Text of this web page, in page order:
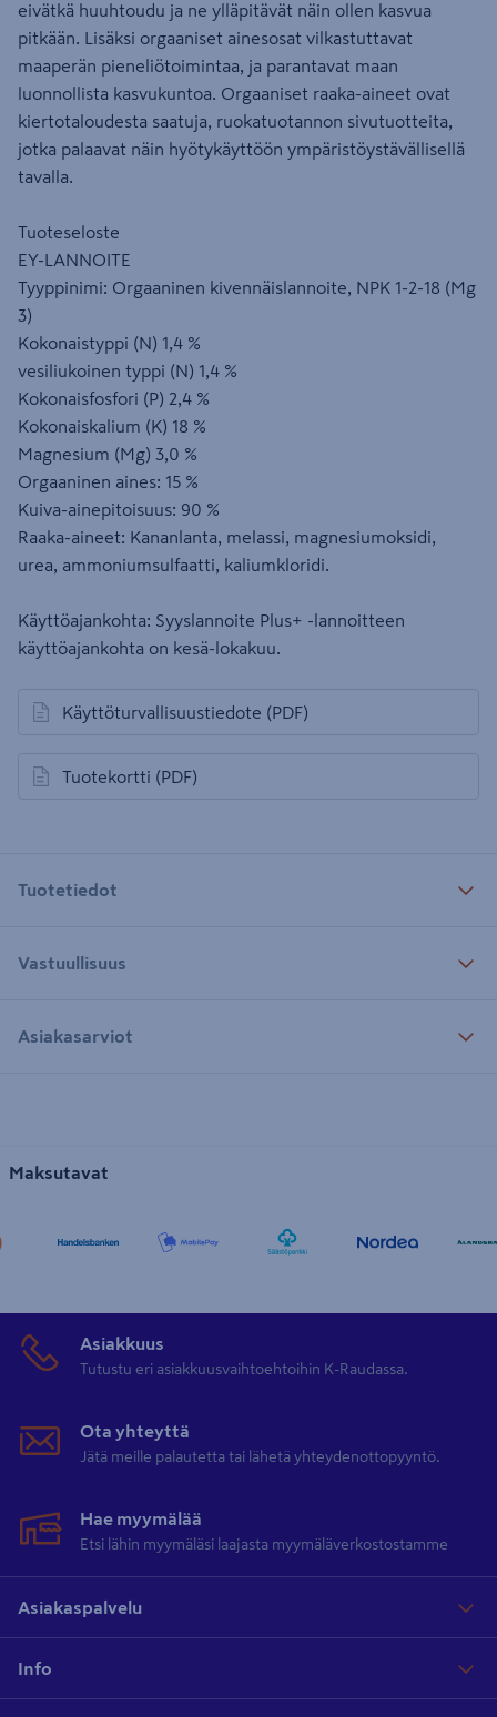
eivätkä huuhtoudu ja ne ylläpitävät näin ollen kasvua
pitkään. Lisäksi orgaaniset ainesosat vilkastuttavat
maaperän pieneliötoimintaa, ja parantavat maan
luonnollista kasvukuntoa. Orgaaniset raaka-aineet ovat
kiertotaloudesta saatuja, ruokatuotannon sivutuotteita,
jotka palaavat näin hyötykäyttöön ympäristöystävällisellä
tavalla.
Tuoteseloste
EY-LANNOITE
Tyyppinimi: Orgaaninen kivennäislannoite, NPK 1-2-18 (Mg
3)
Kokonaistyppi (N) 1,4 %
vesiliukoinen typpi (N) 1,4 %
Kokonaisfosfori (P) 2,4 %
Kokonaiskalium (K) 18 %
Magnesium (Mg) 3,0 %
Orgaaninen aines: 15 %
Kuiva-ainepitoisuus: 90 %
Raaka-aineet: Kananlanta, melassi, magnesiumoksidi,
urea, ammoniumsulfaatti, kaliumkloridi.
Käyttöajankohta: Syyslannoite Plus+ -lannoitteen
käyttöajankohta on kesä-lokakuu.
Käyttöturvallisuustiedote (PDF)
avautuu uuteen välilehteen
Tuotekortti (PDF)
avautuu uuteen välilehteen
Tuotetiedot
Vastuullisuus
Asiakasarviot
Maksutavat
Asiakkuus
Tutustu eri asiakkuusvaihtoehtoihin K-Raudassa.
Ota yhteyttä
Jätä meille palautetta tai lähetä yhteydenottopyyntö.
Hae myymälää
Etsi lähin myymäläsi laajasta myymäläverkostostamme
Asiakaspalvelu
Info